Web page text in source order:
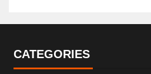
CATEGORIES